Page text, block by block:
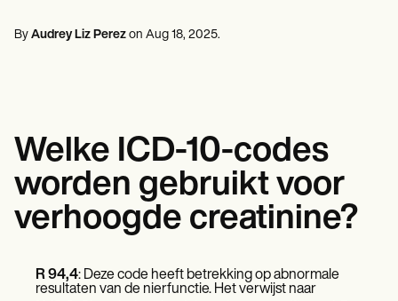
Diëtisten en voedingsdeskundigen
Resources
Gidsen met bronnen
Vergelijking
App-handleidingen
Procedure Codes
Superbill-sjabloon
Massage therapists
By Audrey Liz Perez on Aug 18, 2025.
Welke ICD-10-codes
worden gebruikt voor
verhoogde creatinine?
R 94,4: Deze code heeft betrekking op abnormale
resultaten van de nierfunctie. Het verwijst naar